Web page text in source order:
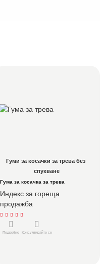
Гуми за косачки за трева без
спукване
Гума за косачка за трева
Индекс за гореща
продажба
Подробно Консултирайте се